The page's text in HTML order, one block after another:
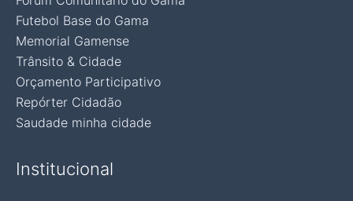
Futebol Base do Gama
Memorial Gamense
Trânsito & Cidade
Orçamento Participativo
Repórter Cidadão
Saudade minha cidade
Institucional